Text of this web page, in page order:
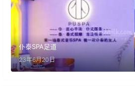
仆泰SPA足道
23年6月20日